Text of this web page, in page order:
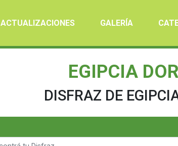
ACTUALIZACIONES GALERÍA
EGIPCIA
DISFRAZ DE